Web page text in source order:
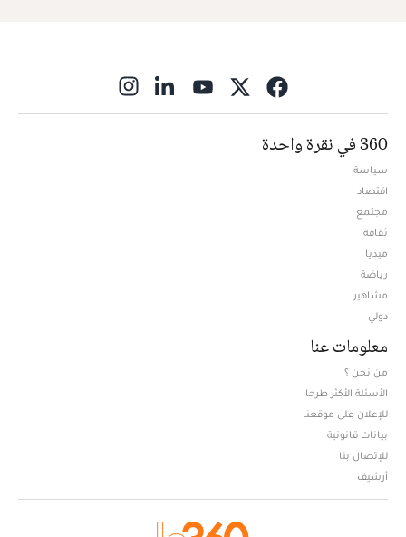
360 في نقرة واحدة
سياسة
اقتصاد
مجتمع
ثقافة
ميديا
رياضة
مشاهير
دولي
معلومات عنا
من نحن ؟
الأسئلة الأكثر طرحا
للإعلان على موقعنا
بيانات قانونية
للإتصال بنا
أرشيف